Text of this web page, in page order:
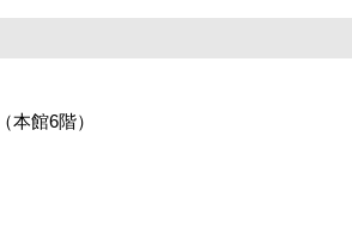
館6階）